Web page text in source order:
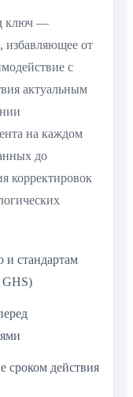
ключ —
избавляющее от
с
актуальным
на каждом
до
корректировок
и стандартам
сроком действия